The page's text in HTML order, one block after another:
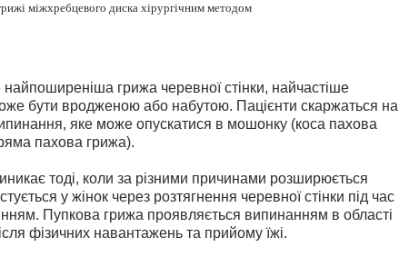
міжхребцевого диска хірургічним методом
грижа черевної стінки, найчастіше
бути вродженою або набутою. Пацієнти скаржаться на
яке може опускатися в мошонку (коса пахова
пахова грижа).
тоді, коли за різними причинами розширюється
у жінок через розтягнення черевної стінки під час
Пупкова грижа проявляється випинанням в області
фізичних навантажень та прийому їжі.